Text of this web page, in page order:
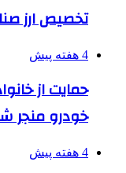
تخصیص ارز
4 هفته پیش
حمایت از
خودرو منجر
4 هفته پیش